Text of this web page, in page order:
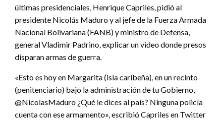
últimas presidenciales, Henrique Capriles, pidió al
presidente Nicolás Maduro y al jefe de la Fuerza Armada
Nacional Bolivariana (FANB) y ministro de Defensa,
general Vladimir Padrino, explicar un video donde presos
disparan armas de guerra.
«Esto es hoy en Margarita (isla caribeña), en un recinto
(penitenciario) bajo la administración de tu Gobierno,
@NicolasMaduro ¿Qué le dices al país? Ninguna policía
cuenta con ese armamento», escribió Capriles en Twitter